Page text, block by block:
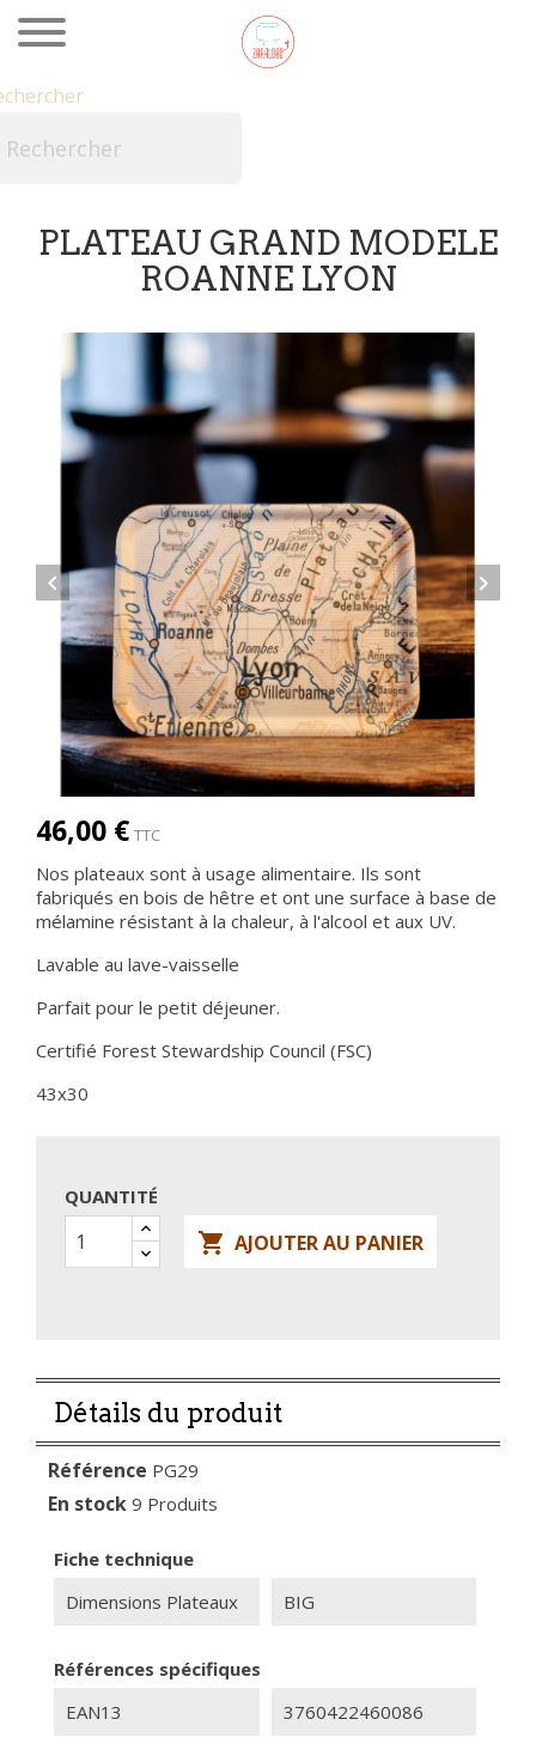
PLATEAU GRAND MODELE
ROANNE LYON
 
46,00 € TTC
Nos plateaux sont à usage alimentaire. Ils sont
fabriqués en bois de hêtre et ont une surface à base de
mélamine résistant à la chaleur, à l'alcool et aux UV.
Lavable au lave-vaisselle
Parfait pour le petit déjeuner.
Certifié Forest Stewardship Council (FSC)
43x30
QUANTITÉ
 AJOUTER AU PANIER
Détails du produit
Référence PG29
En stock 9 Produits
Fiche technique
Dimensions Plateaux
BIG
Références spécifiques
EAN13
3760422460086